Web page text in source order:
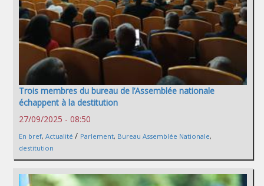
Trois membres du bureau de l’Assemblée nationale
échappent à la destitution
27/09/2025 - 08:50
En bref, Actualité / Parlement, Bureau Assemblée Nationale,
destitution